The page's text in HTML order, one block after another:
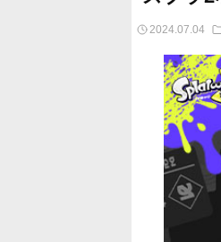
2024.07.04